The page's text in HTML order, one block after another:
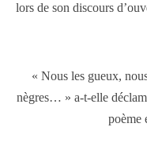
lors de son discours
« Nous les gueux,
nègres… » a-t-elle
poème